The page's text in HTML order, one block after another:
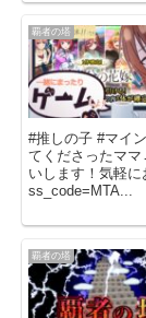
覇者の塔
#推しの子 #マイ
てくださったマ
いします！気軽
ss_code=MTA...
覇者の塔